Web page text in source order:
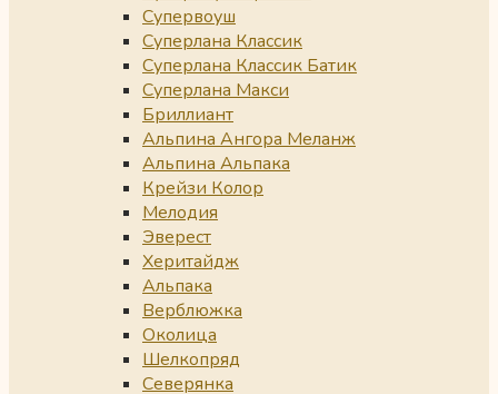
Супервоуш
Суперлана Классик
Суперлана Классик Батик
Суперлана Макси
Бриллиант
Альпина Ангора Меланж
Альпина Альпака
Крейзи Колор
Мелодия
Эверест
Херитайдж
Альпака
Верблюжка
Околица
Шелкопряд
Северянка